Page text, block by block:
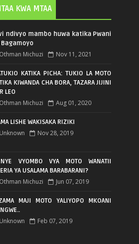
KWA MTAA
ndivyo mambo huwa katika Pwani
Bagamoyo
Othman Michuzi Nov 11, 2021
KATIKA PICHA: TUKIO LA MOTO
KIWANDA CHA BORA, TAZARA JIJINI
LEO
Othman Michuzi Aug 01, 2020
LISHE WAKISAKA RIZIKI
Unknown Nov 28, 2019
VYOMBO VYA MOTO WANATII
YA USALAMA BARABARANI?
Othman Michuzi Jun 07, 2019
MAJI MOTO YALIYOPO MKOANI
Unknown Feb 07, 2019